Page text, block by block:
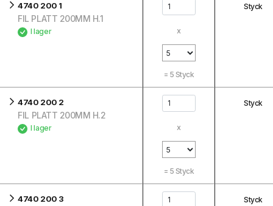
4740 200 1
FIL PLATT 200MM H.1
I lager x
= 5 Styck
Styck
4740 200 2
FIL PLATT 200MM H.2
I lager x
= 5 Styck
Styck
4740 200 3 Styck